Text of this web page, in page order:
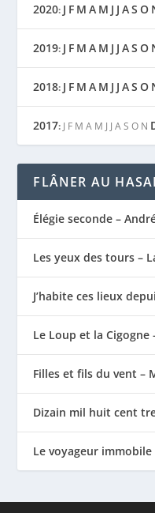
2020: J F M A M J J AS O
2019: J F M A M J J AS O
2018: J F M A M J J AS O
2017: J F M A M J J A S O N
FLÂNER AU
Élégie seconde –
Les yeux des tours –
J’habite ces lieux
Le Loup et la Cigogne
Filles et fils du vent –
Dizain mil huit cent
Le voyageur immobile